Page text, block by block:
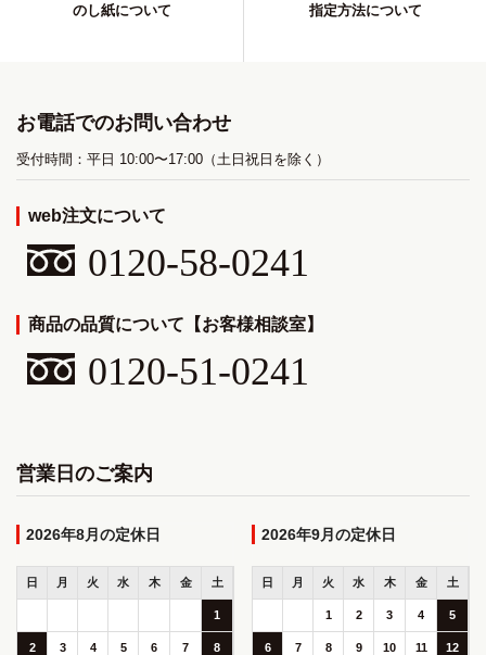
のし紙について
指定方法について
お電話でのお問い合わせ
受付時間：平日 10:00〜17:00（土日祝日を除く）
web注文について
0120-58-0241
商品の品質について【お客様相談室】
0120-51-0241
営業日のご案内
2026年8月
日 月 火 水 木 金 土
1
2 3 4 5 6 7 8
2026年9月
日 月 火 水 木 金 土
1 2 3 4 5
6 7 8 9 10 11 12